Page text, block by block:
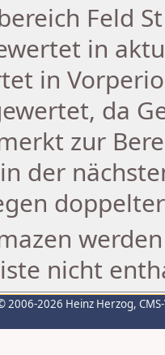
Feld
in
in
da
zur
der
nicht
2006-2026 Heinz Herzog,